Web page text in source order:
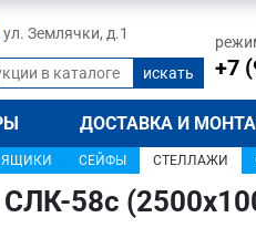
ул. Землячки, д.1
+7
ДОСТАВКА И
ЯЩИКИ СЕЙФЫ СТЕЛЛАЖИ
58c